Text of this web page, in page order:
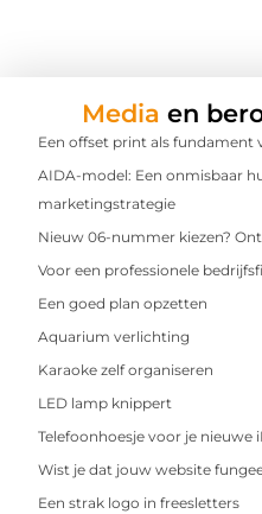
Media en
Een offset print als fundament
AIDA-model: Een onmisbaar
marketingstrategie
Nieuw 06-nummer kiezen?
Voor een professionele
Een goed plan opzetten
Aquarium verlichting
Karaoke zelf organiseren
LED lamp knippert
Telefoonhoesje voor je nieuwe
Wist je dat jouw website
Een strak logo in freesletters